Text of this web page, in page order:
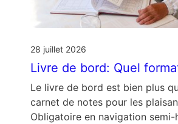
28 juillet 2026
Livre de bord: Quel
Le livre de bord est bien plus
carnet de notes pour les
Obligatoire en navigation semi-